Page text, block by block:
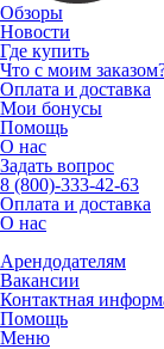
Обзоры
Новости
Где купить
Что с моим
Оплата и доставка
Мои бонусы
Помощь
О нас
Задать вопрос
8 (800)-333-42-63
Оплата и доставка
О нас
Арендодателям
Вакансии
Контактная
Помощь
Меню